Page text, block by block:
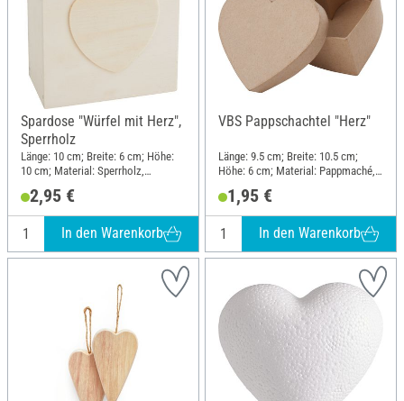
Spardose "Würfel mit Herz",
Sperrholz
Länge: 10 cm; Breite: 6 cm; Höhe:
10 cm; Material: Sperrholz,
2,95 €
In den Warenkorb
VBS Pappschachtel "Herz"
Länge: 9.5 cm; Breite: 10.5 cm;
Höhe: 6 cm; Material: Pappmaché,
1,95 €
In den Warenkorb